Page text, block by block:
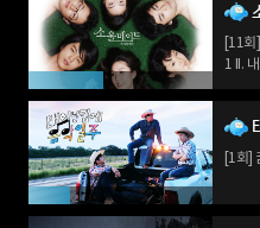
[11
1 II.
[1회]